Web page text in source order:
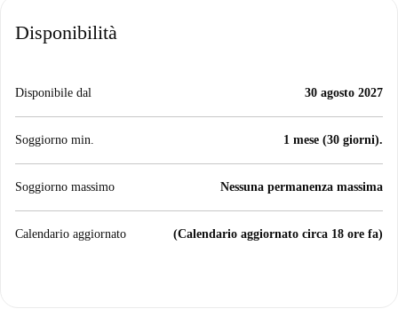
Disponibilità
Disponibile dal 30 agosto 2027
Soggiorno min. 1 mese (30 giorni).
Soggiorno massimo Nessuna permanenza massima
Calendario aggiornato (Calendario aggiornato circa 18 ore fa)